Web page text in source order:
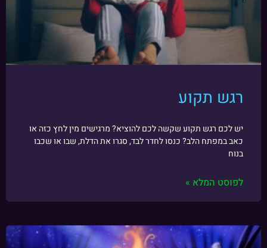
רגש תקוע
יש לכם רגש תקוע שקשה לכם להוציא? מרגישים מין לחץ כזה או
כאב במפתח הלב? כנסו לחדר לבד, סגרו את הדלת, שבו או שכבו
בנוח
לפוסט המלא »